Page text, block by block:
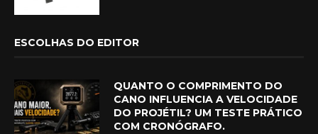
ESCOLHAS DO EDITOR
QUANTO O COMPRIMENTO DO
CANO INFLUENCIA A VELOCIDADE
DO PROJÉTIL? UM TESTE PRÁTICO
COM CRONÓGRAFO.